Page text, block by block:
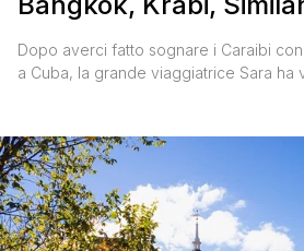
Dopo averci fatto sognare i Caraibi
a Cuba, la grande viaggiatrice Sara ha
effettuato tra il Natale e il Capodanno
ricco di informazioni interessanti per